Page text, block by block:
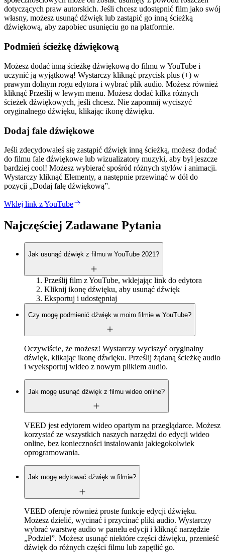
dotyczących praw autorskich. Jeśli chcesz udostępnić film jako swój
własny, możesz usunąć dźwięk lub zastąpić go inną ścieżką
dźwiękową, aby zapobiec usunięciu go na platformie.
Podmień ścieżkę dźwiękową
Możesz dodać inną ścieżkę dźwiękową do filmu w YouTube i
uczynić ją wyjątkową! Wystarczy kliknąć przycisk plus (+) w
prawym dolnym rogu edytora i wybrać plik audio. Możesz również
kliknąć Prześlij w lewym menu. Możesz dodać kilka różnych
ścieżek dźwiękowych, jeśli chcesz. Nie zapomnij wyciszyć
oryginalnego dźwięku, klikając ikonę dźwięku.
Dodaj fale dźwiękowe
Jeśli zdecydowałeś się zastąpić dźwięk inną ścieżką, możesz dodać
do filmu fale dźwiękowe lub wizualizatory muzyki, aby był jeszcze
bardziej cool! Możesz wybierać spośród różnych stylów i animacji.
Wystarczy kliknąć Elementy, a następnie przewinąć w dół do
pozycji „Dodaj falę dźwiękową”.
Wklej link z YouTube
Najczęściej Zadawane Pytania
Jak usunąć dźwięk z filmu w YouTube 2021?
Prześlij film z YouTube, wklejając link do edytora
Kliknij ikonę dźwięku, aby usunąć dźwięk
Eksportuj i udostępniaj
Czy mogę podmienić dźwięk w moim filmie w YouTube?
Oczywiście, że możesz! Wystarczy wyciszyć oryginalny
dźwięk, klikając ikonę dźwięku. Prześlij żądaną ścieżkę audio
i wyeksportuj wideo z nowym plikiem audio.
Jak mogę usunąć dźwięk z filmu wideo online?
VEED jest edytorem wideo opartym na przeglądarce. Możesz
korzystać ze wszystkich naszych narzędzi do edycji wideo
online, bez konieczności instalowania jakiegokolwiek
oprogramowania.
Jak mogę edytować dźwięk w filmie?
VEED oferuje również proste funkcje edycji dźwięku.
Możesz dzielić, wycinać i przycinać pliki audio. Wystarczy
wybrać warstwę audio w panelu edycji i kliknąć narzędzie
„Podziel”. Możesz usunąć niektóre części dźwięku, przenieść
dźwięk do różnych części filmu lub zapętlić go.